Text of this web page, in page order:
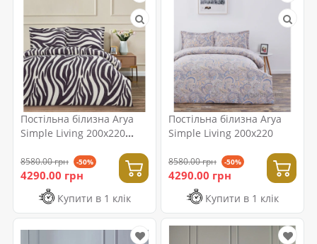
Постільна білизна Arya
Simple Living 200x220
8580.00 грн -50%
4290.00 грн
Купити в 1 клік
Постільна білизна Arya
Simple Living 200x220
8580.00 грн -50%
4290.00 грн
Купити в 1 клік